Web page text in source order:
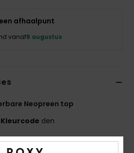
afhaalpunt
vanaf8 augustus
Neopreen top
Kleurcode den